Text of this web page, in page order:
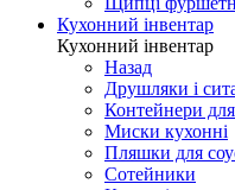
Кухонний інвентар
Кухонний інвентар
Назад
Друшляки і
Контейнери для
Миски кухонні
Пляшки для
Сотейники